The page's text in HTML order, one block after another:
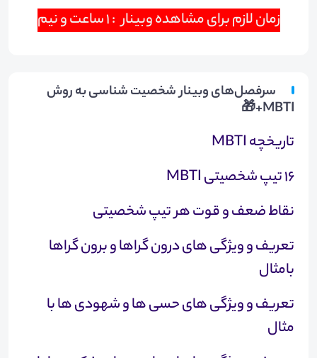
زمان لازم برای مشاهده وبینار : 1 ساعت و نیم
سرفصل‌های وبینار شخصیت شناسی به روش
MBTI+🎁
تاریخچه MBTI
16 تیپ شخصیتی MBTI
نقاط ضعف و قوت هر تیپ شخصیتی
تعریف و ویژگی های درون گراها و برون گراها
بامثال
تعریف و ویژگی های حسی ها و شهودی ها با
مثال​